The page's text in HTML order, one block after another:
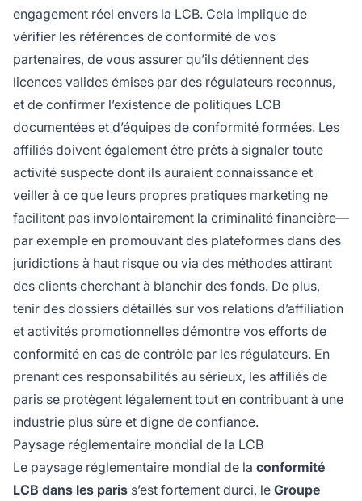
engagement réel envers la LCB. Cela implique de
vérifier les références de conformité de vos
partenaires, de vous assurer qu’ils détiennent des
licences valides émises par des régulateurs reconnus,
et de confirmer l’existence de politiques LCB
documentées et d’équipes de conformité formées. Les
affiliés doivent également être prêts à signaler toute
activité suspecte dont ils auraient connaissance et
veiller à ce que leurs propres pratiques marketing ne
facilitent pas involontairement la criminalité financière—
par exemple en promouvant des plateformes dans des
juridictions à haut risque ou via des méthodes attirant
des clients cherchant à blanchir des fonds. De plus,
tenir des dossiers détaillés sur vos relations d’affiliation
et activités promotionnelles démontre vos efforts de
conformité en cas de contrôle par les régulateurs. En
prenant ces responsabilités au sérieux, les affiliés de
paris se protègent légalement tout en contribuant à une
industrie plus sûre et digne de confiance.
Paysage réglementaire mondial de la LCB
Le paysage réglementaire mondial de la conformité
LCB dans les paris s’est fortement durci, le Groupe